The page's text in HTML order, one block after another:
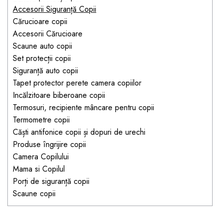
Produse de protecție
mobilier industrial
Bandă avertizare
Cărucioare copii
Accesorii Cărucioare
Set protecții copii
Scaune auto copii
Siguranță auto copii
Tapet protector perete
camera copiilor
Incălzitoare biberoane
copii
Termosuri, recipiente
mâncare pentru copii
Suzete bebe
Termometre copii
Jocuri de familie sau grup
Masinute, avioane,
motociclete
Jocuri de pictura si desen
Jucarii muzicale
Jucării educative copii
Biciclete și Triciclete
Accesorii Siguranță Copii
Cărucioare copii
Accesorii Cărucioare
Scaune auto copii
Set protecții copii
Siguranță auto copii
Tapet protector perete camera copiilor
Incălzitoare biberoane copii
Termosuri, recipiente mâncare pentru copii
Termometre copii
Căști antifonice copii și dopuri de urechi
Produse îngrijire copii
Camera Copilului
Mama si Copilul
Porți de siguranță copii
Scaune copii